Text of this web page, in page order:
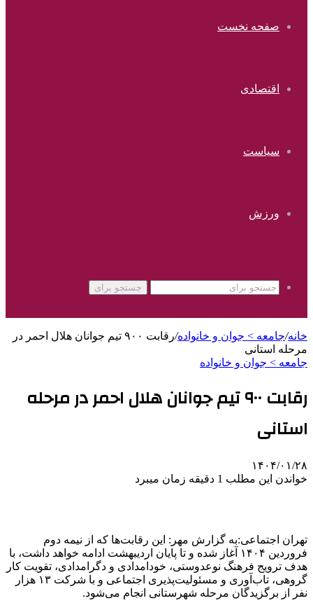
صفحه نخست
اقتصادی
سیاست
ورزش
جستجو برای
خانه/جامعه > جوان و خانواده/
رقابت ۹۰۰ تیم جوانان هلال احمر در
مرحله استانی
جامعه > جوان و خانواده
رقابت ۹۰۰ تیم جوانان هلال احمر در مرحله
استانی
۱۴۰۴/۰۱/۲۸
خواندن این مطلب 1 دقیقه زمان میبرد
تهران اجتماعی:به گزارش مهر: این رقابت‌ها که از نیمه دوم
فروردین ۱۴۰۴ آغاز شده و تا پایان اردیبهشت ادامه خواهد داشت، با
هدف ترویج فرهنگ نوعدوستی، خودامدادی و دگرامدادی، تقویت کار
گروهی، تاب‌آوری و مسئولیت‌پذیری اجتماعی و با شرکت ۱۳ هزار
نفر از برگزیدگان مرحله شهرستانی انجام می‌شود.